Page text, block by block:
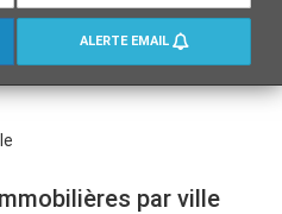
ALERTE EMAIL
par ville